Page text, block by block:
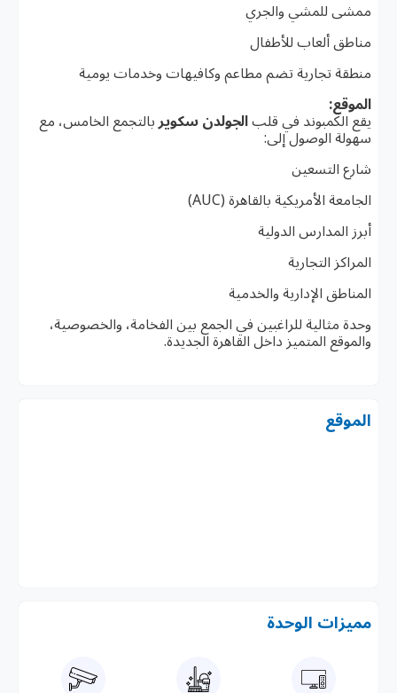
ممشى للمشي والجري
مناطق ألعاب للأطفال
منطقة تجارية تضم مطاعم وكافيهات وخدمات يومية
الموقع:
يقع الكمبوند في قلبالجولدن سكوير بالتجمع الخامس، مع
سهولة الوصول إلى:
شارع التسعين
الجامعة الأمريكية بالقاهرة (AUC)
أبرز المدارس الدولية
المراكز التجارية
المناطق الإدارية والخدمية
وحدة مثالية للراغبين في الجمع بين الفخامة، والخصوصية،
والموقع المتميز داخل القاهرة الجديدة.
الموقع
مميزات الوحدة